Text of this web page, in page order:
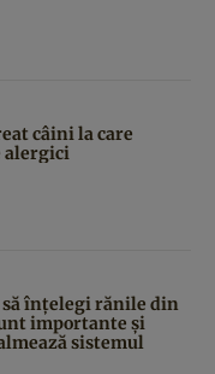
câini la care
alergici
înțelegi rănile din
importante și
sistemul